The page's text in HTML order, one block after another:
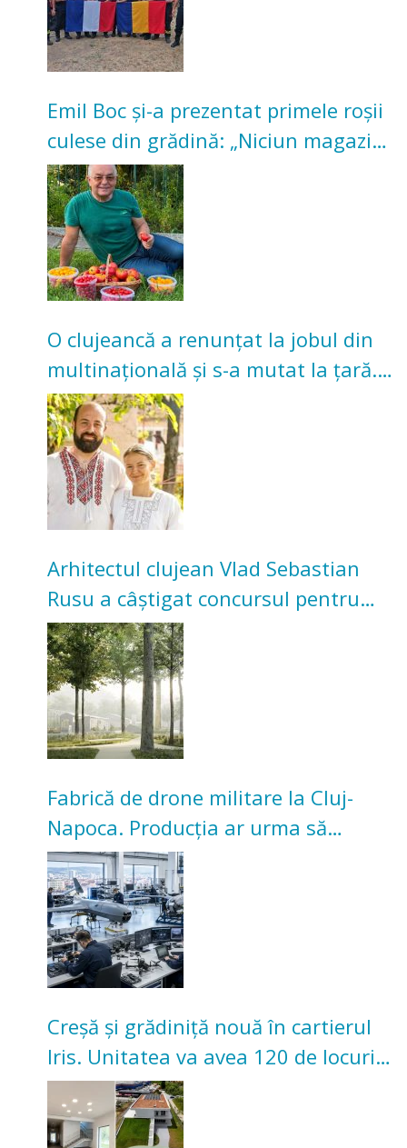
Emil Boc și-a prezentat primele roșii
culese din grădină: „Niciun magazin
nu poate oferi această satisfacție”
O clujeancă a renunțat la jobul din
multinațională și s-a mutat la țară.
Acum cultivă legume în grădina
bunicilor
Arhitectul clujean Vlad Sebastian
Rusu a câștigat concursul pentru
transformarea Grădinii Casei
Universitarilor
Fabrică de drone militare la Cluj-
Napoca. Producția ar urma să
înceapă în toamna acestui an
Creșă și grădiniță nouă în cartierul
Iris. Unitatea va avea 120 de locuri
pentru copii